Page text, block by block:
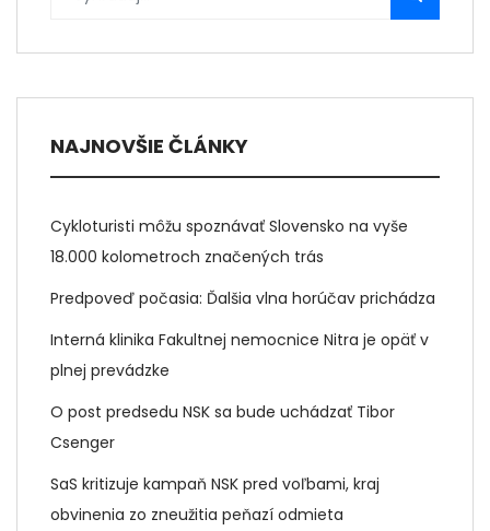
NAJNOVŠIE ČLÁNKY
Cykloturisti môžu spoznávať Slovensko na vyše
18.000 kolometroch značených trás
Predpoveď počasia: Ďalšia vlna horúčav prichádza
Interná klinika Fakultnej nemocnice Nitra je opäť v
plnej prevádzke
O post predsedu NSK sa bude uchádzať Tibor
Csenger
SaS kritizuje kampaň NSK pred voľbami, kraj
obvinenia zo zneužitia peňazí odmieta